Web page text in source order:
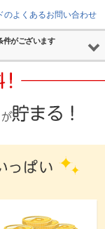
のよくあるお問い合わせ
件がございます